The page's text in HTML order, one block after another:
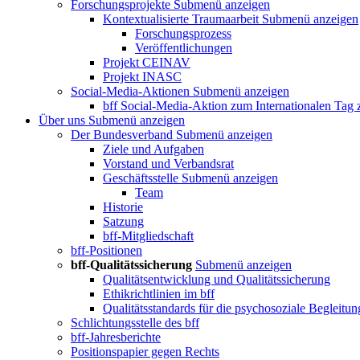
Forschungsprojekte Submenü anzeigen
Kontextualisierte Traumaarbeit Submenü anzeigen
Forschungsprozess
Veröffentlichungen
Projekt CEINAV
Projekt INASC
Social-Media-Aktionen Submenü anzeigen
bff Social-Media-Aktion zum Internationalen Tag
Über uns Submenü anzeigen
Der Bundesverband Submenü anzeigen
Ziele und Aufgaben
Vorstand und Verbandsrat
Geschäftsstelle Submenü anzeigen
Team
Historie
Satzung
bff-Mitgliedschaft
bff-Positionen
bff-Qualitätssicherung Submenü anzeigen
Qualitätsentwicklung und Qualitätssicherung
Ethikrichtlinien im bff
Qualitätsstandards für die psychosoziale
Schlichtungsstelle des bff
bff-Jahresberichte
Positionspapier gegen Rechts